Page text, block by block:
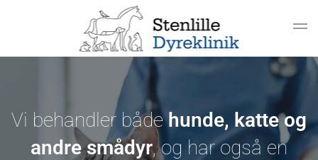
Gå til hovedindhold
Vi behandler bådehunde, katte og
andre smådyr, og har også en